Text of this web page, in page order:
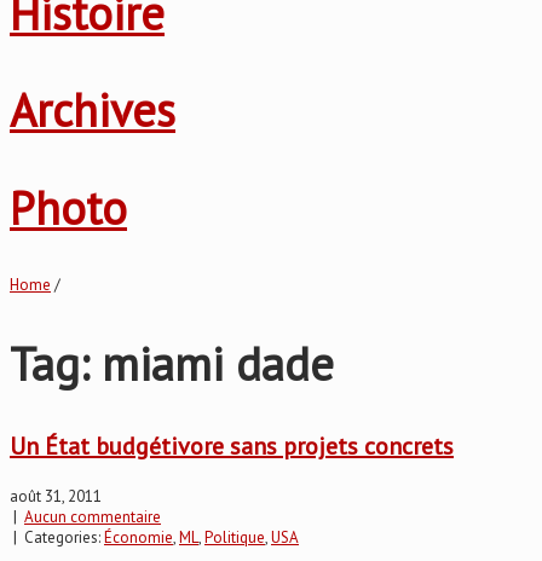
Histoire
Archives
Photo
Home /
Tag: miami dade
Un État budgétivore sans projets concrets
août 31, 2011
| Aucun commentaire
| Categories:Économie,ML,Politique,USA